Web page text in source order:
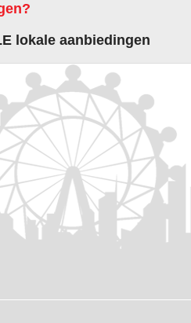
lokale aanbiedingen